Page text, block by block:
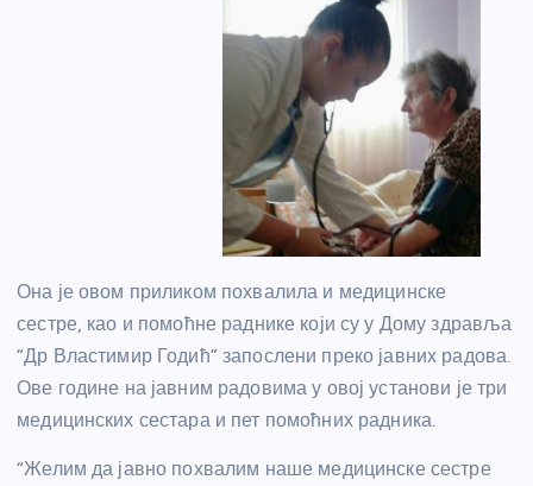
Она је овом приликом похвалила и медицинске
сестре, као и помоћне раднике који су у Дому здравља
“Др Властимир Годић” запослени преко јавних радова.
Ове године на јавним радовима у овој установи је три
медицинских сестара и пет помоћних радника.
“Желим да јавно похвалим наше медицинске сестре